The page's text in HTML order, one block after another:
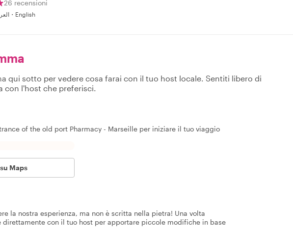
26 recensioni
العربية・English
qui sotto per vedere cosa farai con il tuo host locale. Sentiti libero di
con l'host che preferisci.
of the old port Pharmacy - Marseille per iniziare il tuo viaggio
Maps
la nostra esperienza, ma non è scritta nella pietra! Una volta
direttamente con il tuo host per apportare piccole modifiche in base